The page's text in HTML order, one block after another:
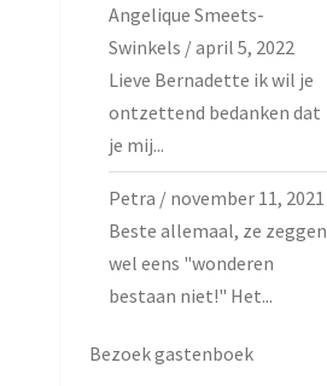
Angelique Smeets-
Swinkels /april 5, 2022
Lieve Bernadette ik wil je
ontzettend bedanken dat
je mij...
Petra / november 11, 2021
Beste allemaal, ze zeggen
wel eens "wonderen
bestaan niet!" Het...
Bezoek gastenboek